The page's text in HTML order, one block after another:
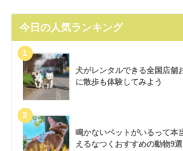
今日の人気ランキング
犬がレンタルできる全国店舗
に散歩も体験してみよう
鳴かないペットがいるって本
えるなつくおすすめの動物9選